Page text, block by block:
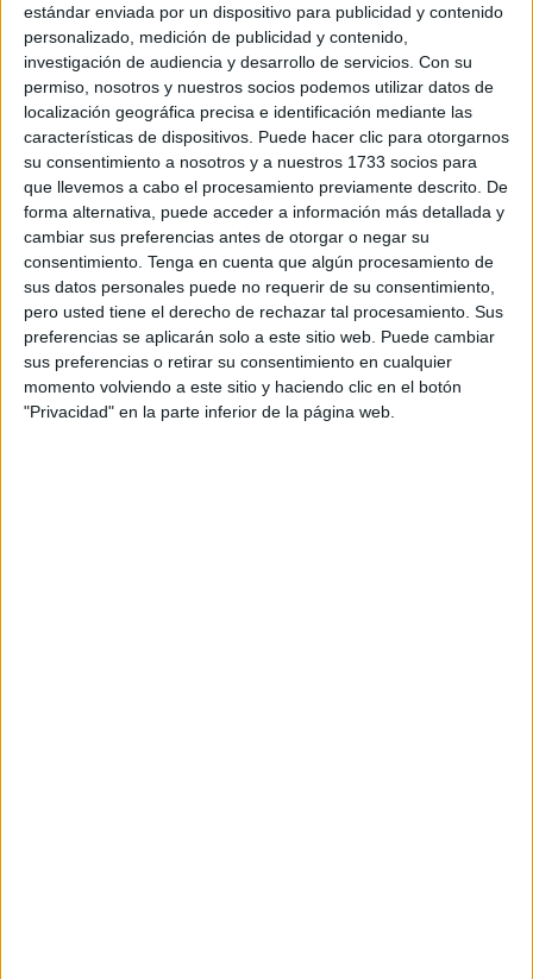
estándar enviada por un dispositivo para publicidad y contenido
personalizado, medición de publicidad y contenido,
investigación de audiencia y desarrollo de servicios. Con su
permiso, nosotros y nuestros socios podemos utilizar datos de
localización geográfica precisa e identificación mediante las
características de dispositivos. Puede hacer clic para otorgarnos
su consentimiento a nosotros y a nuestros 1733 socios para
que llevemos a cabo el procesamiento previamente descrito. De
forma alternativa, puede acceder a información más detallada y
cambiar sus preferencias antes de otorgar o negar su
consentimiento. Tenga en cuenta que algún procesamiento de
sus datos personales puede no requerir de su consentimiento,
pero usted tiene el derecho de rechazar tal procesamiento. Sus
preferencias se aplicarán solo a este sitio web. Puede cambiar
sus preferencias o retirar su consentimiento en cualquier
momento volviendo a este sitio y haciendo clic en el botón
"Privacidad" en la parte inferior de la página web.